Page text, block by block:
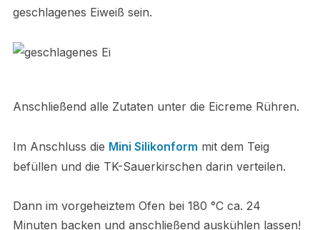
geschlagenes Eiweiß sein.
Anschließend alle Zutaten unter die Eicreme Rühren.
Im Anschluss die Mini Silikonform mit dem Teig
befüllen und die TK-Sauerkirschen darin verteilen.
Dann im vorgeheiztem Ofen bei 180 °C ca. 24
Minuten backen und anschließend auskühlen lassen!